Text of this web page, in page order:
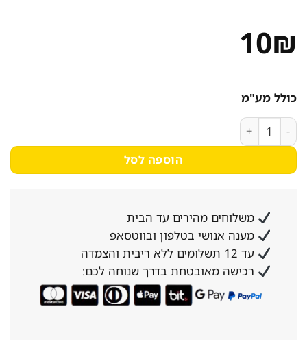
10₪
כולל מע"מ
כמות של בקבוק לרוטב סקוויזר 1 ליטר
הוספה לסל
משלוחים מהירים עד הבית
מענה אנושי בטלפון ובווטסאפ
עד 12 תשלומים ללא ריבית והצמדה
רכישה מאובטחת בדרך שנוחה לכם: